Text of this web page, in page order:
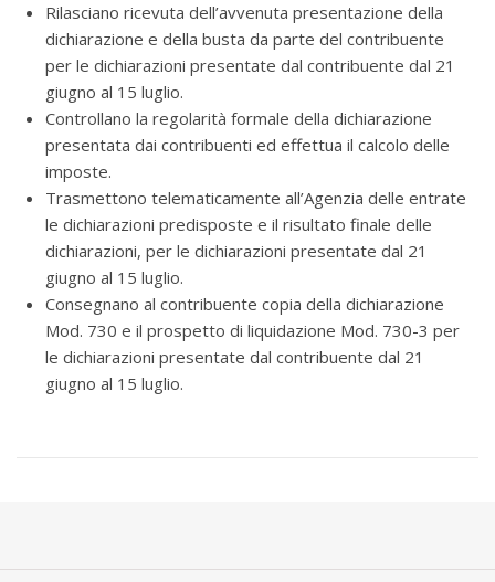
Rilasciano ricevuta dell’avvenuta presentazione della
dichiarazione e della busta da parte del contribuente
per le dichiarazioni presentate dal contribuente dal 21
giugno al 15 luglio.
Controllano la regolarità formale della dichiarazione
presentata dai contribuenti ed effettua il calcolo delle
imposte.
Trasmettono telematicamente all’Agenzia delle entrate
le dichiarazioni predisposte e il risultato finale delle
dichiarazioni, per le dichiarazioni presentate dal 21
giugno al 15 luglio.
Consegnano al contribuente copia della dichiarazione
Mod. 730 e il prospetto di liquidazione Mod. 730-3 per
le dichiarazioni presentate dal contribuente dal 21
giugno al 15 luglio.